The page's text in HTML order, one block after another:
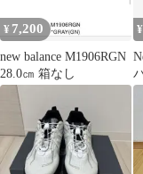
¥ 7,200
new balance M1906RGN
28.0㎝ 箱なし
¥
ー